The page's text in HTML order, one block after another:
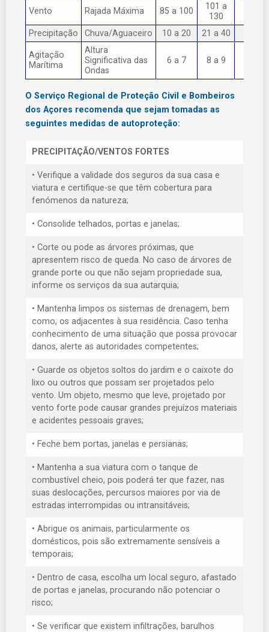
Vento Rajada Máxima 85 a 100
101 a
130
Precipitação Chuva/Aguaceiro 10 a 20 21 a 40
Agitação
Marítima
Altura
Significativa das
Ondas
6 a 7 8 a 9
O Serviço Regional de Proteção Civil e Bombeiros
dos Açores recomenda que sejam tomadas as
seguintes medidas de autoproteção:
PRECIPITAÇÃO/VENTOS FORTES
• Verifique a validade dos seguros da sua casa e
viatura e certifique-se que têm cobertura para
fenómenos da natureza;
• Consolide telhados, portas e janelas;
• Corte ou pode as árvores próximas, que
apresentem risco de queda. No caso de árvores de
grande porte ou que não sejam propriedade sua,
informe os serviços da sua autarquia;
• Mantenha limpos os sistemas de drenagem, bem
como, os adjacentes à sua residência. Caso tenha
conhecimento de uma situação que possa provocar
danos, alerte as autoridades competentes;
• Guarde os objetos soltos do jardim e o caixote do
lixo ou outros que possam ser projetados pelo
vento. Um objeto, mesmo que leve, projetado por
vento forte pode causar grandes prejuízos materiais
e acidentes pessoais graves;
• Feche bem portas, janelas e persianas;
• Mantenha a sua viatura com o tanque de
combustível cheio, pois poderá ter que fazer, nas
suas deslocações, percursos maiores por via de
estradas interrompidas ou intransitáveis;
• Abrigue os animais, particularmente os
domésticos, pois são extremamente sensíveis a
temporais;
• Dentro de casa, escolha um local seguro, afastado
de portas e janelas, procurando não potenciar o
risco;
• Se verificar que existem infiltrações, barulhos